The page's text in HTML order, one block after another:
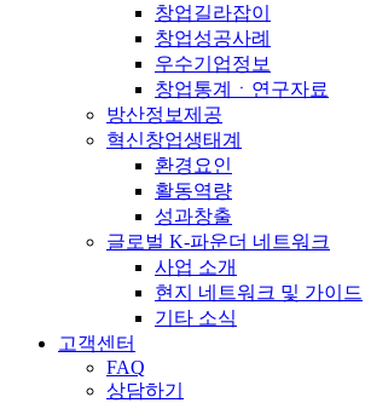
창업길라잡이
창업성공사례
우수기업정보
창업통계ㆍ연구자료
방산정보제공
혁신창업생태계
환경요인
활동역량
성과창출
글로벌 K-파운더 네트워크
사업 소개
현지 네트워크 및 가이드
기타 소식
고객센터
FAQ
상담하기